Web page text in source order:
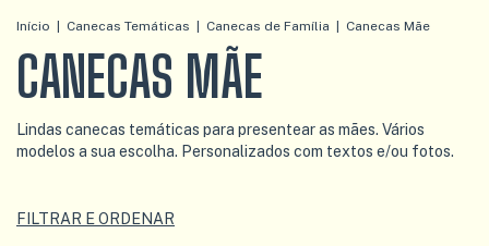
Início Canecas Temáticas Canecas de Família Canecas Mãe
CANECAS MÃE
Lindas canecas temáticas para presentear as mães. Vários
modelos a sua escolha. Personalizados com textos e/ou fotos.
FILTRAR E ORDENAR